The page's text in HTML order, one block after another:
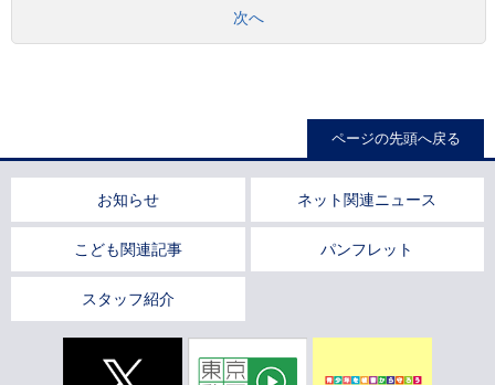
次へ
ページの先頭へ戻る
お知らせ ネット関連ニュース
こども関連記事 パンフレット
スタッフ紹介